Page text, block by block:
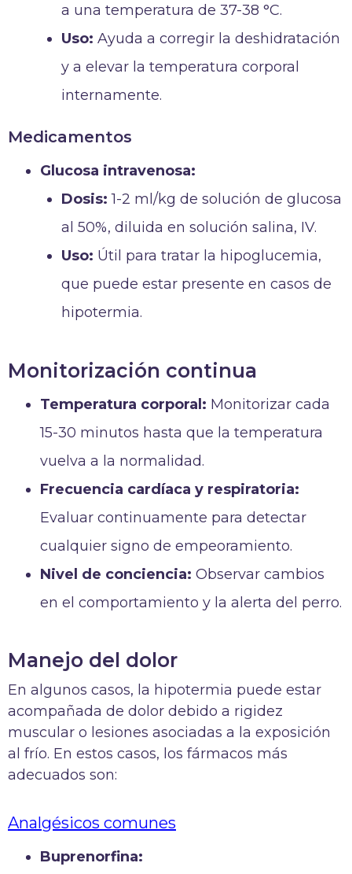
a una temperatura de 37-38 °C.
Uso: Ayuda a corregir la deshidratación
y a elevar la temperatura corporal
internamente.
Medicamentos
Glucosa intravenosa:
Dosis: 1-2 ml/kg de solución de glucosa
al 50%, diluida en solución salina, IV.
Uso: Útil para tratar la hipoglucemia,
que puede estar presente en casos de
hipotermia.
Monitorización continua
Temperatura corporal: Monitorizar cada
15-30 minutos hasta que la temperatura
vuelva a la normalidad.
Frecuencia cardíaca y respiratoria:
Evaluar continuamente para detectar
cualquier signo de empeoramiento.
Nivel de conciencia: Observar cambios
en el comportamiento y la alerta del perro.
Manejo del dolor
En algunos casos, la hipotermia puede estar
acompañada de dolor debido a rigidez
muscular o lesiones asociadas a la exposición
al frío. En estos casos, los fármacos más
adecuados son:
Analgésicos comunes
Buprenorfina: